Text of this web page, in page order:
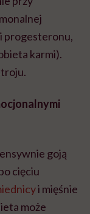
progesteronu,
karmi).
goją
cięciu
i mięśnie
może